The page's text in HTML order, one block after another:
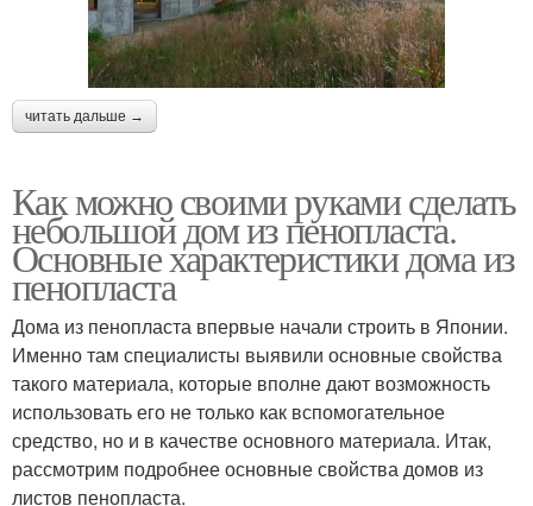
читать дальше →
Как можно своими руками сделать
небольшой дом из пенопласта.
Основные характеристики дома из
пенопласта
Дома из пенопласта впервые начали строить в Японии.
Именно там специалисты выявили основные свойства
такого материала, которые вполне дают возможность
использовать его не только как вспомогательное
средство, но и в качестве основного материала. Итак,
рассмотрим подробнее основные свойства домов из
листов пенопласта.